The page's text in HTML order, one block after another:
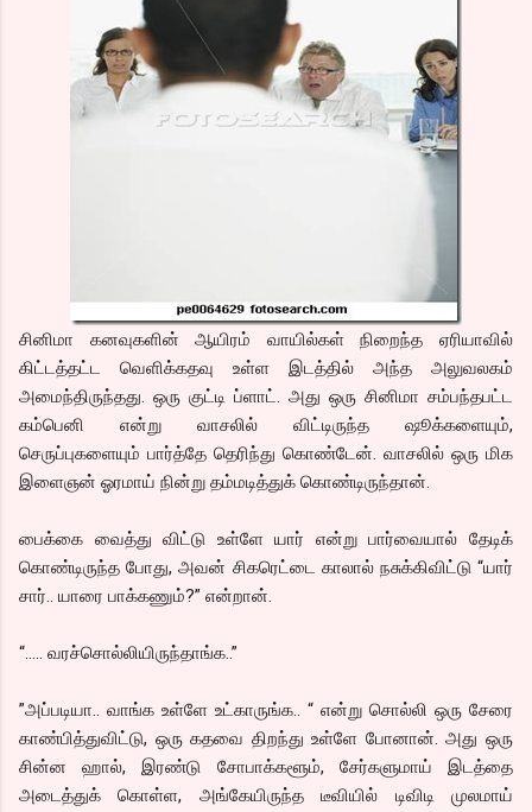
சினிமா கனவுகளின் ஆயிரம் வாயில்கள் நிறைந்த ஏரியாவில்
கிட்டத்தட்ட வெளிக்கதவு உள்ள இடத்தில் அந்த அலுவலகம்
அமைந்திருந்தது. ஒரு குட்டி ப்ளாட். அது ஒரு சினிமா சம்பந்தபட்ட
கம்பெனி என்று வாசலில் விட்டிருந்த ஷூக்களையும்,
செருப்புகளையும் பார்த்தே தெரிந்து கொண்டேன். வாசலில் ஒரு மிக
இளைஞன் ஓரமாய் நின்று தம்மடித்துக் கொண்டிருந்தான்.
பைக்கை வைத்து விட்டு உள்ளே யார் என்று பார்வையால் தேடிக்
கொண்டிருந்த போது, அவன் சிகரெட்டை காலால் நசுக்கிவிட்டு “யார்
சார்.. யாரை பாக்கணும்?” என்றான்.
“….. வரச்சொல்லியிருந்தாங்க..”
”அப்படியா.. வாங்க உள்ளே உட்காருங்க.. “ என்று சொல்லி ஒரு சேரை
காண்பித்துவிட்டு, ஒரு கதவை திறந்து உள்ளே போனான். அது ஒரு
சின்ன ஹால், இரண்டு சோபாக்களூம், சேர்களுமாய் இடத்தை
அடைத்துக் கொள்ள, அங்கேயிருந்த டீவியில் டிவிடி முலமாய்